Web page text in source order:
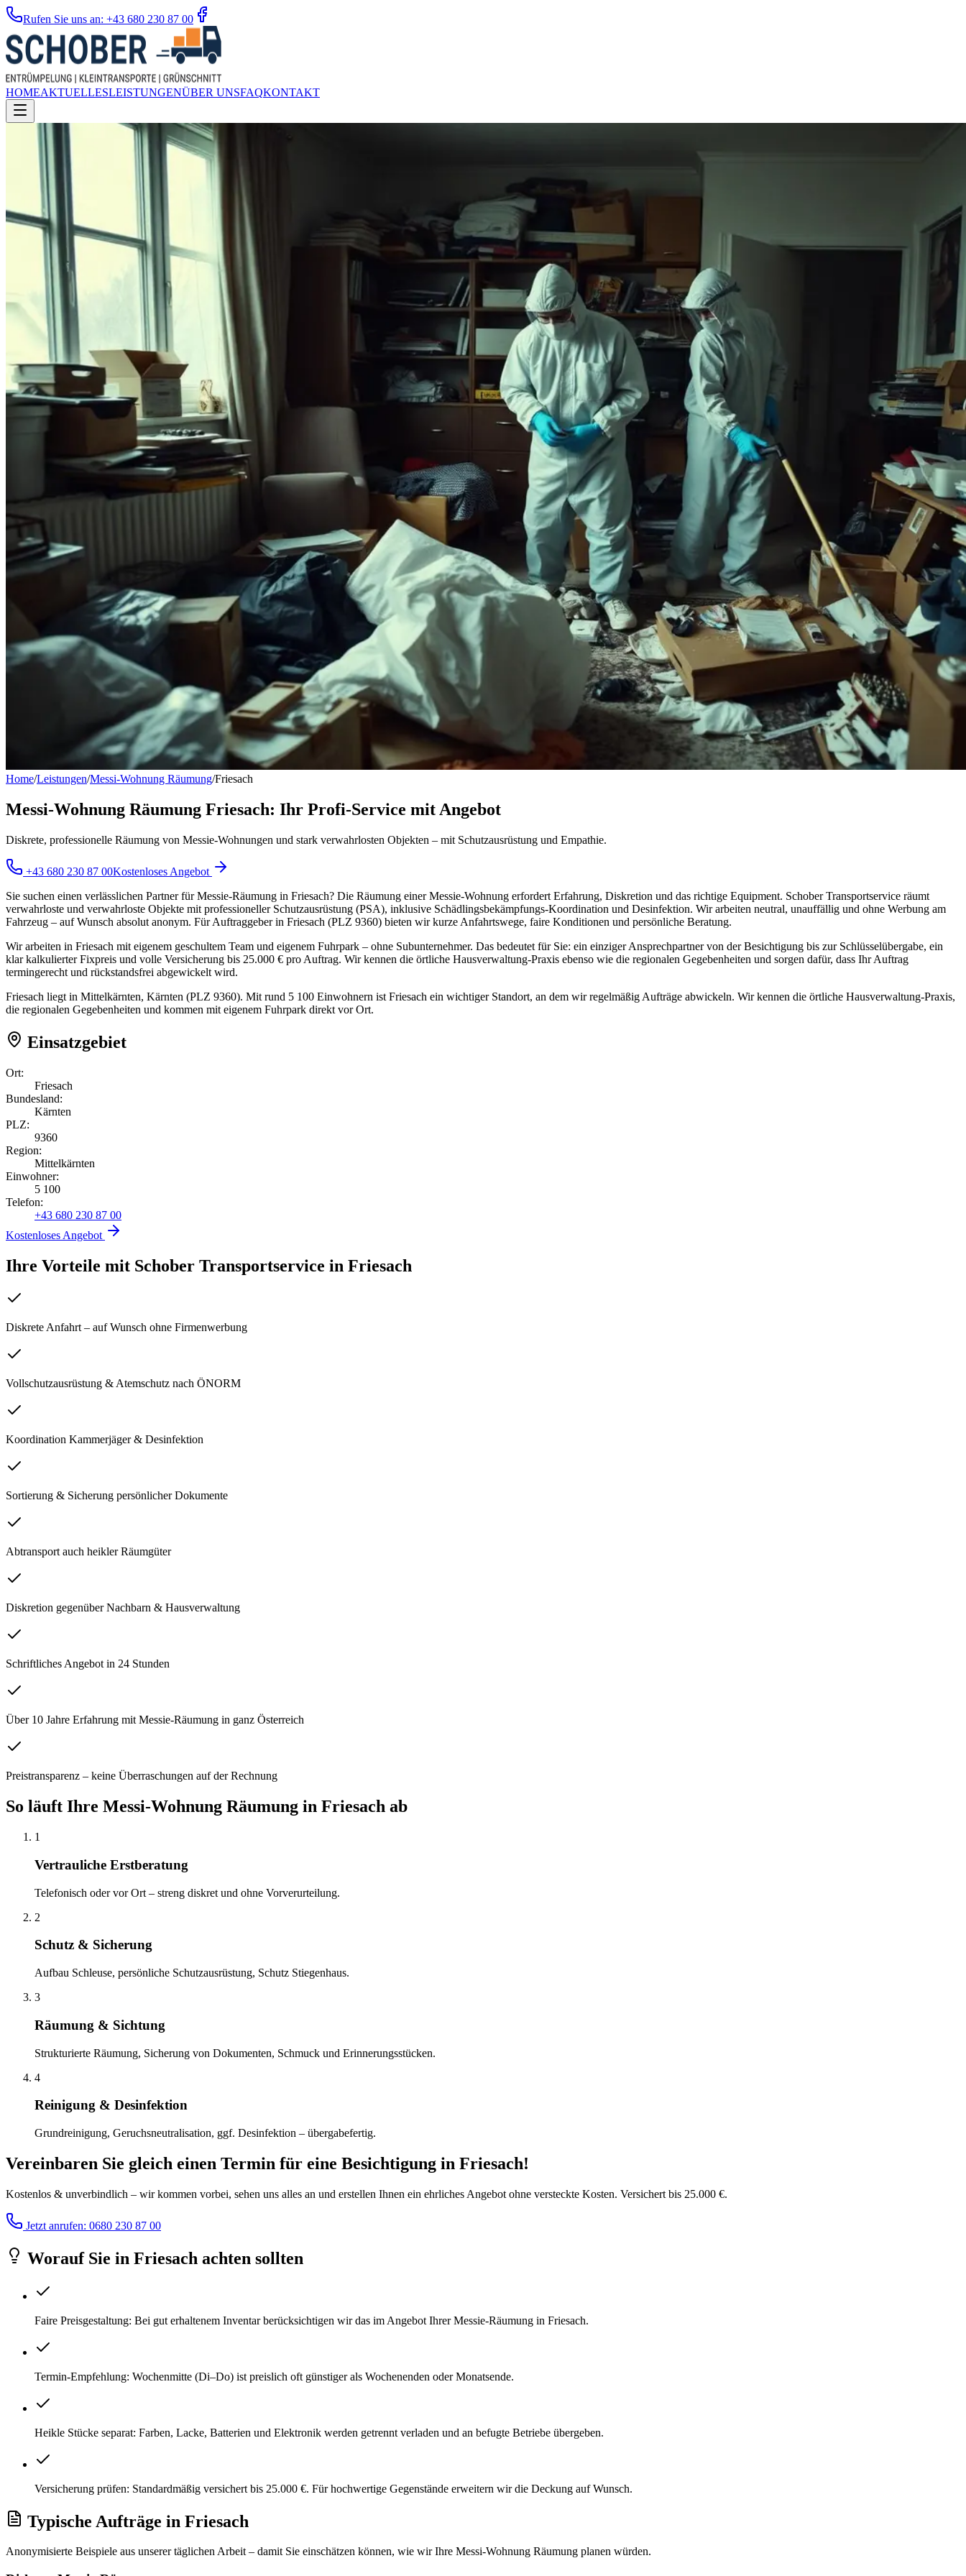
Rufen Sie uns an: +43 680 230 87 00
HOMEAKTUELLESLEISTUNGENÜBER UNSFAQKONTAKT
Home/Leistungen/Messi-Wohnung Räumung/Friesach
Messi-Wohnung Räumung Friesach: Ihr Profi-Service mit Angebot
Diskrete, professionelle Räumung von Messie-Wohnungen und stark verwahrlosten Objekten – mit Schutzausrüstung und Empathie.
+43 680 230 87 00Kostenloses Angebot
Sie suchen einen verlässlichen Partner für Messie-Räumung in Friesach? Die Räumung einer Messie-Wohnung erfordert Erfahrung, Diskretion und das richtige Equipment. Schober Transportservice räumt
verwahrloste und verwahrloste Objekte mit professioneller Schutzausrüstung (PSA), inklusive Schädlingsbekämpfungs-Koordination und Desinfektion. Wir arbeiten neutral, unauffällig und ohne Werbung am
Fahrzeug – auf Wunsch absolut anonym. Für Auftraggeber in Friesach (PLZ 9360) bieten wir kurze Anfahrtswege, faire Konditionen und persönliche Beratung.
Wir arbeiten in Friesach mit eigenem geschultem Team und eigenem Fuhrpark – ohne Subunternehmer. Das bedeutet für Sie: ein einziger Ansprechpartner von der Besichtigung bis zur Schlüsselübergabe, ein
klar kalkulierter Fixpreis und volle Versicherung bis 25.000 € pro Auftrag. Wir kennen die örtliche Hausverwaltung-Praxis ebenso wie die regionalen Gegebenheiten und sorgen dafür, dass Ihr Auftrag
termingerecht und rückstandsfrei abgewickelt wird.
Friesach liegt in Mittelkärnten, Kärnten (PLZ 9360). Mit rund 5 100 Einwohnern ist Friesach ein wichtiger Standort, an dem wir regelmäßig Aufträge abwickeln. Wir kennen die örtliche Hausverwaltung-Praxis,
die regionalen Gegebenheiten und kommen mit eigenem Fuhrpark direkt vor Ort.
Einsatzgebiet
Ort:
Friesach
Bundesland:
Kärnten
PLZ:
9360
Region:
Mittelkärnten
Einwohner:
5 100
Telefon:
+43 680 230 87 00
Kostenloses Angebot
Ihre Vorteile mit Schober Transportservice in Friesach
Diskrete Anfahrt – auf Wunsch ohne Firmenwerbung
Vollschutzausrüstung & Atemschutz nach ÖNORM
Koordination Kammerjäger & Desinfektion
Sortierung & Sicherung persönlicher Dokumente
Abtransport auch heikler Räumgüter
Diskretion gegenüber Nachbarn & Hausverwaltung
Schriftliches Angebot in 24 Stunden
Über 10 Jahre Erfahrung mit Messie-Räumung in ganz Österreich
Preistransparenz – keine Überraschungen auf der Rechnung
So läuft Ihre Messi-Wohnung Räumung in Friesach ab
1
Vertrauliche Erstberatung
Telefonisch oder vor Ort – streng diskret und ohne Vorverurteilung.
2
Schutz & Sicherung
Aufbau Schleuse, persönliche Schutzausrüstung, Schutz Stiegenhaus.
3
Räumung & Sichtung
Strukturierte Räumung, Sicherung von Dokumenten, Schmuck und Erinnerungsstücken.
4
Reinigung & Desinfektion
Grundreinigung, Geruchsneutralisation, ggf. Desinfektion – übergabefertig.
Vereinbaren Sie gleich einen Termin für eine Besichtigung in Friesach!
Kostenlos & unverbindlich – wir kommen vorbei, sehen uns alles an und erstellen Ihnen ein ehrliches Angebot ohne versteckte Kosten. Versichert bis 25.000 €.
Jetzt anrufen: 0680 230 87 00
Worauf Sie in Friesach achten sollten
Faire Preisgestaltung: Bei gut erhaltenem Inventar berücksichtigen wir das im Angebot Ihrer Messie-Räumung in Friesach.
Termin-Empfehlung: Wochenmitte (Di–Do) ist preislich oft günstiger als Wochenenden oder Monatsende.
Heikle Stücke separat: Farben, Lacke, Batterien und Elektronik werden getrennt verladen und an befugte Betriebe übergeben.
Versicherung prüfen: Standardmäßig versichert bis 25.000 €. Für hochwertige Gegenstände erweitern wir die Deckung auf Wunsch.
Typische Aufträge in Friesach
Anonymisierte Beispiele aus unserer täglichen Arbeit – damit Sie einschätzen können, wie wir Ihre Messi-Wohnung Räumung planen würden.